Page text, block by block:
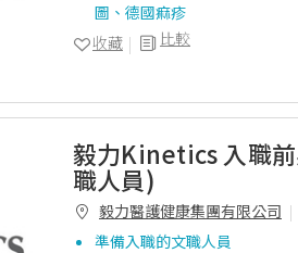
圖、德國痲疹
比較
收藏
毅力Kinetics 入職
職人員)
毅力醫護健康集團有限公司
準備入職的文職人員